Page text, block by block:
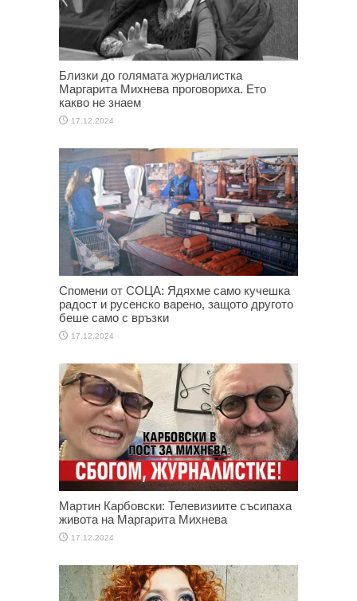
Близки до голямата журналистка
Маргарита Михнева проговориха. Ето
какво не знаем
17.12.2024
Спомени от СОЦА: Ядяхме само кучешка
радост и русенско варено, защото другото
беше само с връзки
17.12.2024
Мартин Карбовски: Телевизиите съсипаха
живота на Маргарита Михнева
17.12.2024